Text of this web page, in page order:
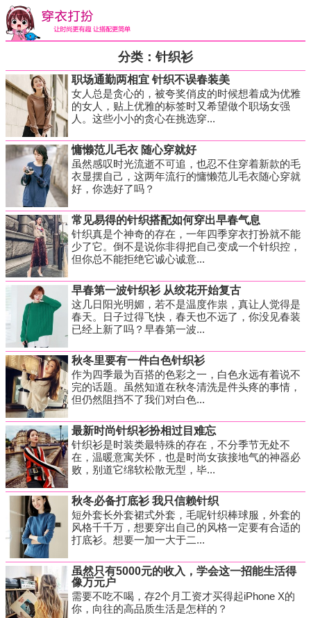
分类：针织衫
职场通勤两相宜 针织不误春装美
女人总是贪心的，被夸奖俏皮的时候想着成为优雅
的女人，贴上优雅的标签时又希望做个职场女强
人。这些小小的贪心在挑选穿...
慵懒范儿毛衣 随心穿就好
虽然感叹时光流逝不可追，也忍不住穿着新款的毛
衣显摆自己，这两年流行的慵懒范儿毛衣随心穿就
好，你选好了吗？
常见易得的针织搭配如何穿出早春气息
针织真是个神奇的存在，一年四季穿衣打扮就不能
少了它。倒不是说你非得把自己变成一个针织控，
但你总不能拒绝它诚心诚意...
早春第一波针织衫 从绞花开始复古
这几日阳光明媚，若不是温度作祟，真让人觉得是
春天。日子过得飞快，春天也不远了，你没见春装
已经上新了吗？早春第一波...
秋冬里要有一件白色针织衫
作为四季最为百搭的色彩之一，白色永远有着说不
完的话题。虽然知道在秋冬清洗是件头疼的事情，
但仍然阻挡不了我们对白色...
最新时尚针织衫扮相过目难忘
针织衫是时装类最特殊的存在，不分季节无处不
在，温暖意寓关怀，也是时尚女孩接地气的神器必
败，别道它绵软松散无型，毕...
秋冬必备打底衫 我只信赖针织
短外套长外套裙式外套，毛呢针织棒球服，外套的
风格千千万，想要穿出自己的风格一定要有合适的
打底衫。想要一加一大于二...
虽然只有5000元的收入，学会这一招能生活得
像万元户
需要不吃不喝，存2个月工资才买得起iPhone X的
你，向往的高品质生活是怎样的？